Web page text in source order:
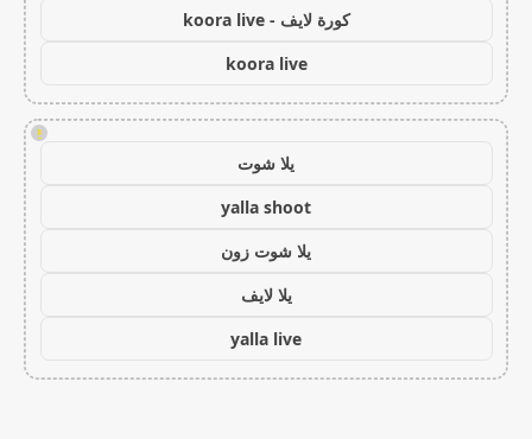
كورة لايف - koora live
koora live
!
يلا شوت
yalla shoot
يلا شوت زون
يلا لايف
yalla live